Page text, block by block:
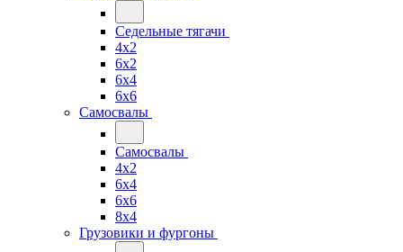
Седельные тягачи
4x2
6x2
6x4
6x6
Самосвалы
Самосвалы
4x2
6x4
6x6
8x4
Грузовики и фургоны